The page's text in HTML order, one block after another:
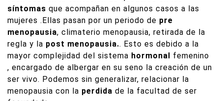
síntomas que acompañan en algunos casos a las
mujeres .Ellas pasan por un periodo de pre
menopausia, climaterio menopausia, retirada de la
regla y la post menopausia.. Esto es debido a la
mayor complejidad del sistema hormonal
femenino
, encargado de albergar en su seno la creación de un
ser vivo. Podemos sin generalizar, relacionar la
menopausia con la perdida de la facultad de ser